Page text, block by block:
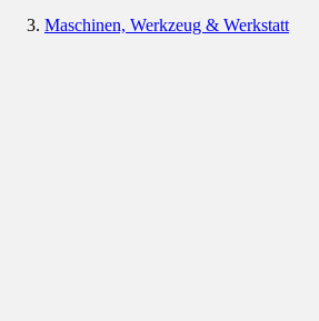
Maschinen, Werkzeug & Werkstatt